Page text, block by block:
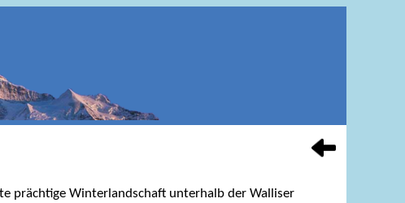
prächtige Winterlandschaft unterhalb der Walliser